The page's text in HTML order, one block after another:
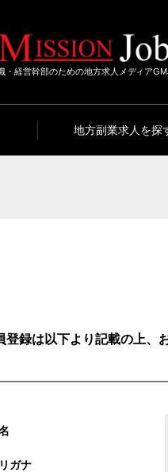
・経営幹部のための地方求人メディア
地方副業求人を探
登録は以下より記載の上、
ガナ